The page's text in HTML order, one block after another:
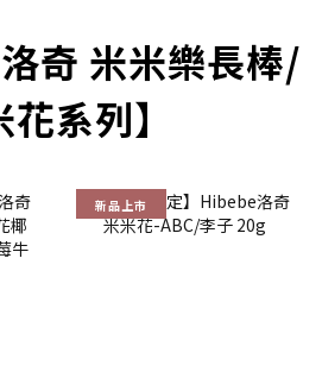
奇 米米樂長棒/
系列】
新品上市